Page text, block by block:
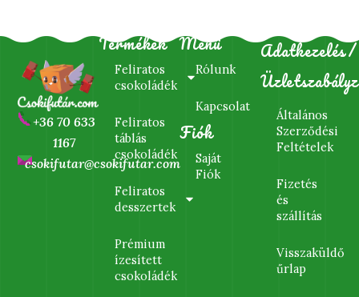
+36 70 633
1167
csokifutar@csokifutar.com
Termékek
Feliratos
csokoládék
Feliratos
táblás
csokoládék
Feliratos
desszertek
Prémium
ízesített
csokoládék
Menü
Rólunk
Kapcsolat
Fiók
Saját
Fiók
Adatkezelés/
Általános
Szerződési
Feltételek
Fizetés
és
szállítás
Visszaküldő
űrlap